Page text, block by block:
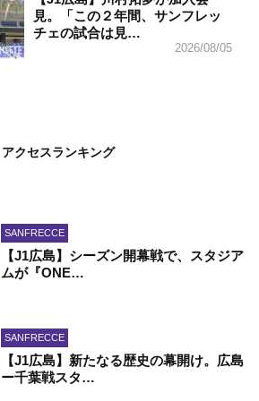
見。「この２年間、サンフレッ
チェの試合は見…
2026/08/05
アクセスランキング
SANFRECCE
【J1広島】シーズン開幕戦で、スタジア
ムが『ONE…
SANFRECCE
【J1広島】新たなる歴史の幕開け。広島
ー千葉戦スタ…